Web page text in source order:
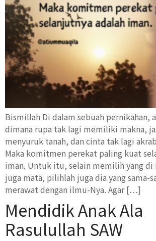
Bismillah Di dalam sebuah pernikahan,
dimana rupa tak lagi memiliki makna,
menyuruk tanah, dan cinta tak lagi
Maka komitmen perekat paling kuat
iman. Untuk itu, selain memilih yang di
juga mata, pilihlah juga dia yang sama-
merawat dengan ilmu-Nya. Agar […]
Mendidik Anak Ala
Rasulullah SAW